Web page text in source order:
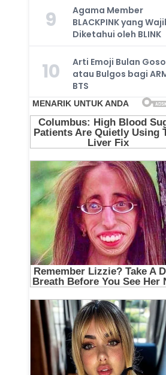
9
Agama Member
BLACKPINK yang
Diketahui oleh BLINK
10
Arti Emoji Bulan
atau Bulgos bagi
BTS